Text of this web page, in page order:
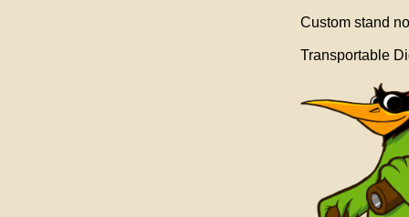
Custom stand
Transportable